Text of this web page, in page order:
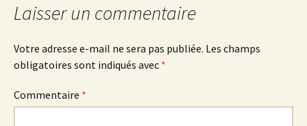
articles
Laisser un commentaire
Votre adresse e-mail ne sera pas publiée. Les champs
obligatoires sont indiqués avec *
Commentaire *